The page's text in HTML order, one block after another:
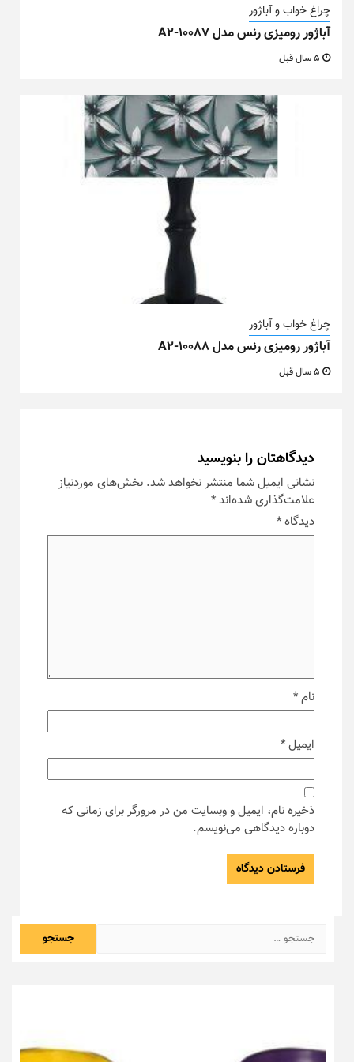
چراغ خواب و آباژور
آباژور رومیزی رنس مدل A2-10087
چراغ خواب و آباژور
آباژور رومیزی رنس مدل A2-10088
دیدگاهتان را بنویسید
نشانی ایمیل شما منتشر نخواهد شد. بخش‌های موردنیاز
علامت‌گذاری شده‌اند*
دیدگاه*
نام*
ایمیل*
ذخیره نام، ایمیل و وبسایت من در مرورگر برای زمانی که
دوباره دیدگاهی می‌نویسم.
جستجو
برای: